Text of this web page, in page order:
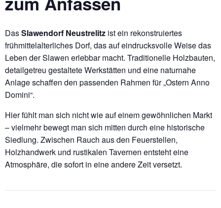
DasSlawendorf Neustrelitz ist ein rekonstruiertes
frühmittelalterliches Dorf, das auf eindrucksvolle Weise das
Leben der Slawen erlebbar macht. Traditionelle Holzbauten,
detailgetreu gestaltete Werkstätten und eine naturnahe
Anlage schaffen den passenden Rahmen für „Ostern Anno
Domini“.
Hier fühlt man sich nicht wie auf einem gewöhnlichen Markt
– vielmehr bewegt man sich mitten durch eine historische
Siedlung. Zwischen Rauch aus den Feuerstellen,
Holzhandwerk und rustikalen Tavernen entsteht eine
Atmosphäre, die sofort in eine andere Zeit versetzt.